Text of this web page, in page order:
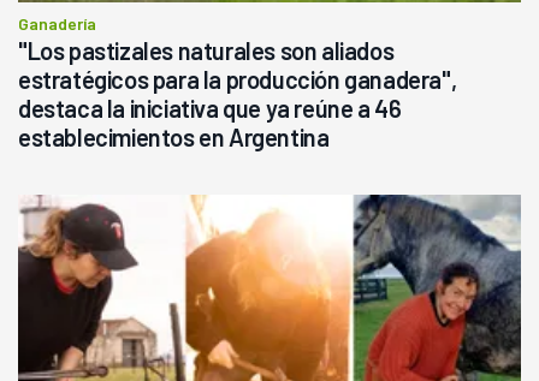
Ganadería
"Los pastizales naturales son aliados
estratégicos para la producción ganadera",
destaca la iniciativa que ya reúne a 46
establecimientos en Argentina